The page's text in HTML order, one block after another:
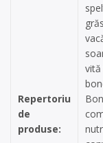
Repertoriu
de
produse: